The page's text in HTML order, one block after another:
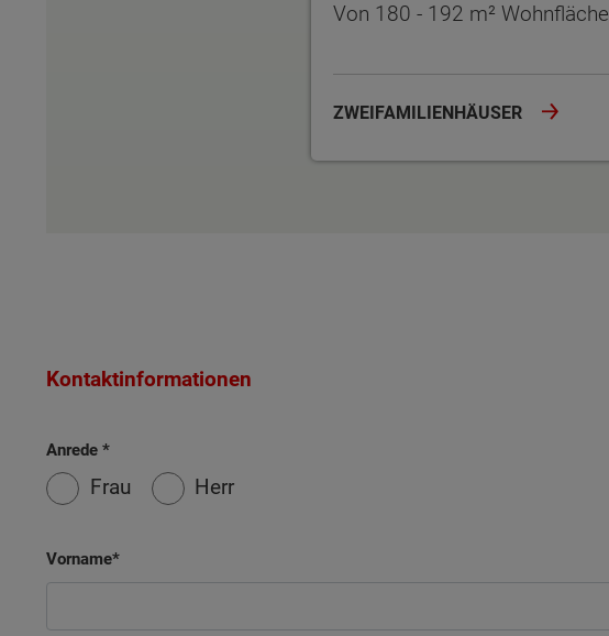
Von 180 - 192 m² Wohnfläche
ZWEIFAMILIENHÄUSER
Kontaktinformationen
Anrede
Frau Herr
Vorname